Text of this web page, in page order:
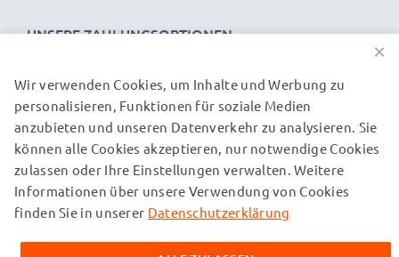
UNSERE ZAHLUNGSOPTIONEN
UNSERE VERSANDPARTNER
© subtel.ch 2026
Alle Preise verstehen sich inklusive Mehrwertsteuer und
zuzüglich Versandkosten. Bitte beachten Sie, dass alle
Inhaber sind und ausschließlich zur Information über unsere
×
Wir verwenden Cookies, um Inhalte und Werbung zu
personalisieren, Funktionen für soziale Medien
anzubieten und unseren Datenverkehr zu analysieren. Sie
können alle Cookies akzeptieren, nur notwendige Cookies
zulassen oder Ihre Einstellungen verwalten. Weitere
Informationen über unsere Verwendung von Cookies
finden Sie in unserer Datenschutzerklärung